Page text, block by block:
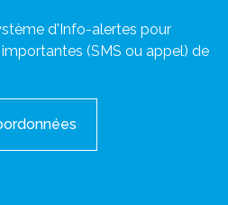
d'Info-alertes pour
(SMS ou appel) de